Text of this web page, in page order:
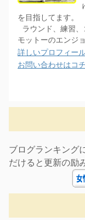
を目指してます。
ラウンド、練習
モットーのエンジ
詳しいプロフィー
お問い合わせはコ
ブログランキング
だけると更新の励